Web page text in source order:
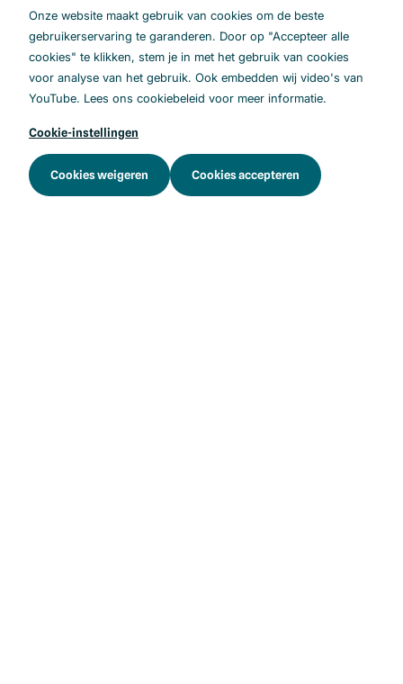
Onze website maakt gebruik van cookies om de beste
gebruikerservaring te garanderen. Door op "Accepteer alle
cookies" te klikken, stem je in met het gebruik van cookies
voor analyse van het gebruik. Ook embedden wij video's van
YouTube. Lees ons cookiebeleid voor meer informatie.
Cookie-instellingen
Cookies weigeren Cookies accepteren
De favoriete ketenafspraak van
apotheker Corien de Groot
De ketenafspraken zijn een belangrijk
onderdeel van het programma
Medicatieoverdracht. Corien de Groot vertelt
over haar favoriete ketenafspraak.
23-06-2025